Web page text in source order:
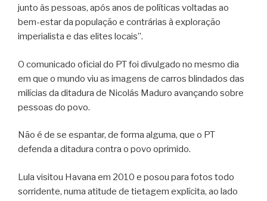
junto às pessoas, após anos de políticas voltadas ao
bem-estar da população e contrárias à exploração
imperialista e das elites locais”.
O comunicado oficial do PT foi divulgado no mesmo dia
em que o mundo viu as imagens de carros blindados das
milícias da ditadura de Nicolás Maduro avançando sobre
pessoas do povo.
Não é de se espantar, de forma alguma, que o PT
defenda a ditadura contra o povo oprimido.
Lula visitou Havana em 2010 e posou para fotos todo
sorridente, numa atitude de tietagem explícita, ao lado